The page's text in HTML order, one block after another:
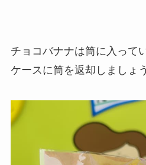
チョコバナナは筒に入って
ケースに筒を返却しましょう